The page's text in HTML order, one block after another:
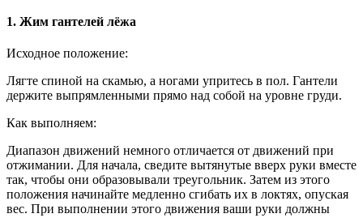
1. Жим гантелей лёжа
Исходное положение:
Лягте спиной на скамью, а ногами упритесь в пол. Гантели
держите выпрямленными прямо над собой на уровне груди.
Как выполняем:
Диапазон движений немного отличается от движений при
отжимании. Для начала, сведите вытянутые вверх руки вместе
так, чтобы они образовывали треугольник. Затем из этого
положения начинайте медленно сгибать их в локтях, опуская
вес. При выполнении этого движения ваши руки должны